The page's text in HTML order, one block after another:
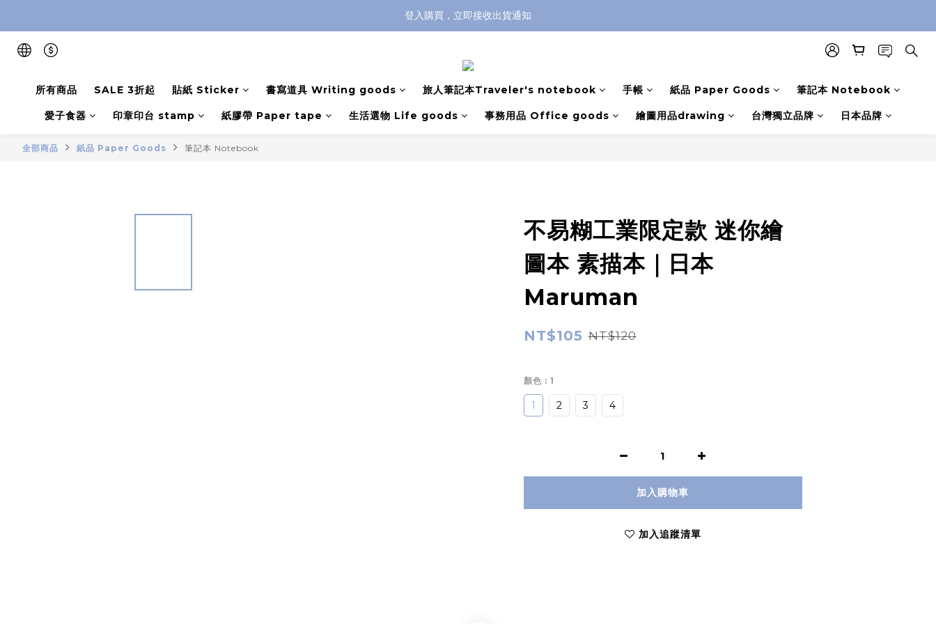
全館滿兩千免運！
全館滿兩千免運！
所有商品
SALE 3折起 貼紙 Sticker 書寫道具 Writing goods 旅人筆記本Traveler's notebook 手帳 紙品 Paper Goods 筆記本 Notebook
愛子食器 印章印台 stamp 紙膠帶 Paper tape 生活選物 Life goods 事務用品 Office goods 繪圖用品drawing 台灣獨立品牌 日本品牌
全部商品 紙品 Paper Goods 筆記本 Notebook
不易糊工業限定款 迷你繪
圖本 素描本｜日本
Maruman
NT$105 NT$120
顏色 : 1
1 2 3 4
加入購物車
加入追蹤清單